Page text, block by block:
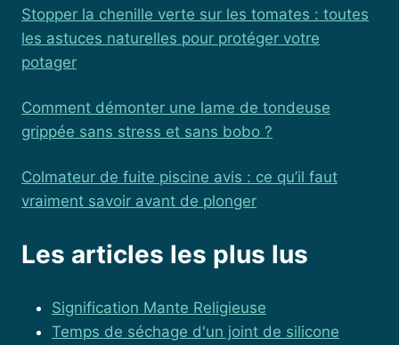
Stopper la chenille verte sur les tomates : toutes
les astuces naturelles pour protéger votre
potager
Comment démonter une lame de tondeuse
grippée sans stress et sans bobo ?
Colmateur de fuite piscine avis : ce qu’il faut
vraiment savoir avant de plonger
Les articles les plus lus
Signification Mante Religieuse
Temps de séchage d'un joint de silicone